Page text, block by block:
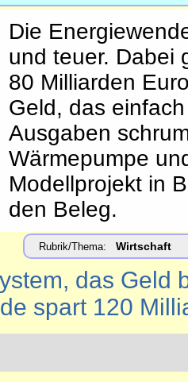
Die
und teuer. Dabei
80 Milliarden
Geld, das
Ausgaben
Wärmepumpe
Modellprojekt in
den Beleg.
Rubrik/Thema: Wirtschaft
das Geld
spart 120